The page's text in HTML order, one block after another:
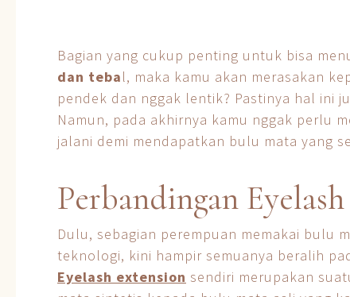
Bagian yang cukup penting untuk bisa
dan tebal, maka kamu akan merasakan
pendek dan nggak lentik? Pastinya hal ini
Namun, pada akhirnya kamu nggak perlu
jalani demi mendapatkan bulu mata yang
Perbandingan
Dulu, sebagian perempuan memakai bulu
teknologi, kini hampir semuanya beralih
Eyelash extension sendiri merupakan